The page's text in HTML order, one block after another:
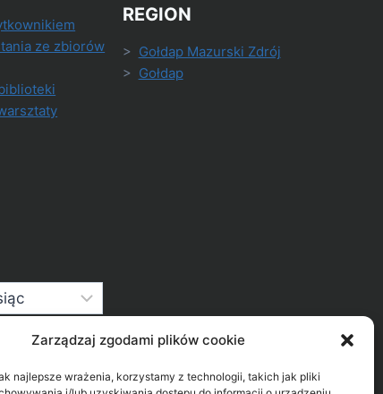
Zarządzaj zgodami plików cookie
najlepsze wrażenia, korzystamy z technologii, takich jak pliki
ze zbiorów
REGION
> Gołdap Mazurski Zdrój
> Gołdap